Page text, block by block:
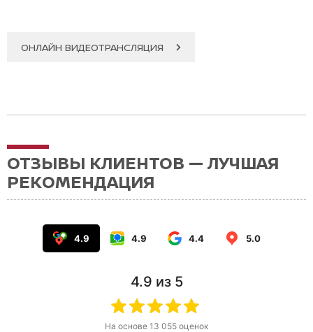
ОНЛАЙН ВИДЕОТРАНСЛЯЦИЯ
ОТЗЫВЫ КЛИЕНТОВ — ЛУЧШАЯ
РЕКОМЕНДАЦИЯ
4.9 4.9 4.4 5.0
4.9 из 5
На основе 13 055 оценок